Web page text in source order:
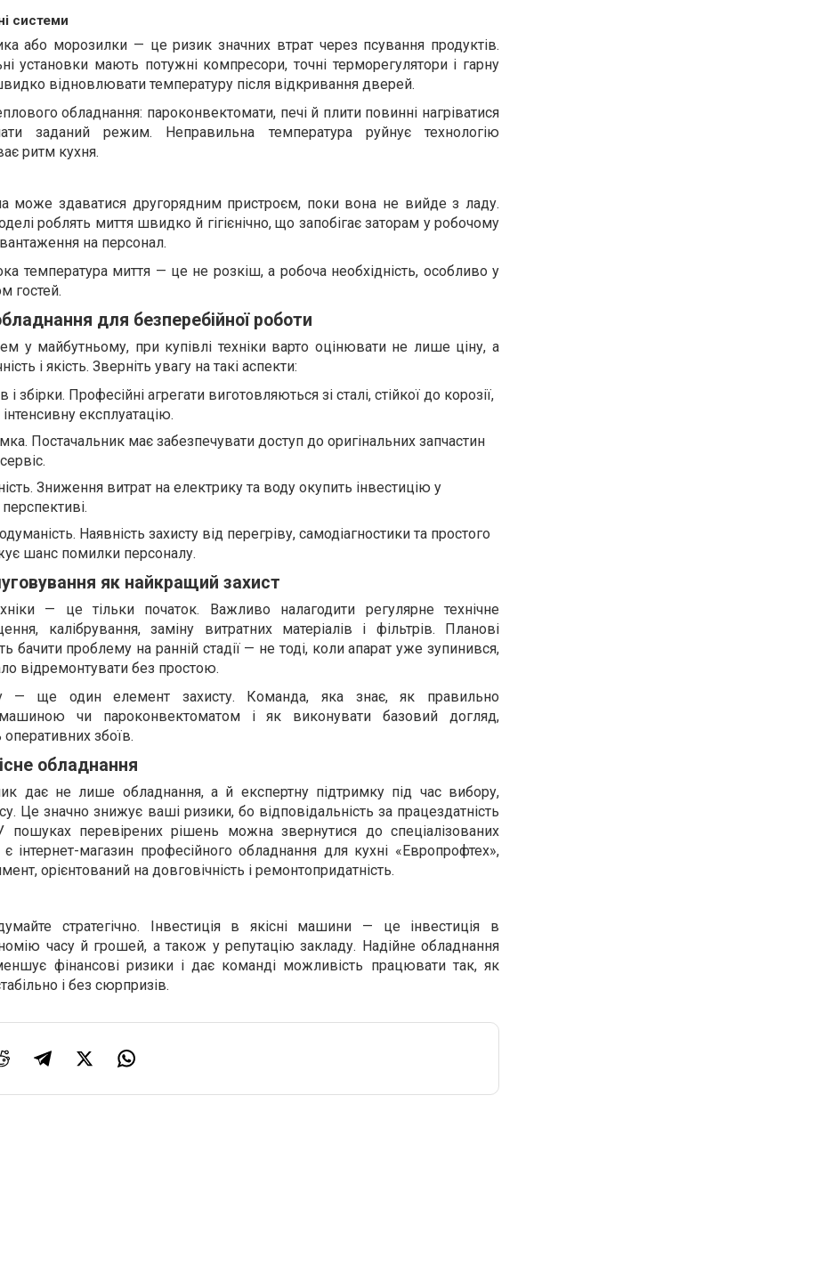
системи
або морозилки — це ризик значних втрат через псування продуктів.
установки мають потужні компресори, точні терморегулятори і гарну
відновлювати температуру після відкривання дверей.
обладнання: пароконвектомати, печі й плити повинні нагріватися
заданий режим. Неправильна температура руйнує технологію
ритм кухня.
може здаватися другорядним пристроєм, поки вона не вийде з ладу.
роблять миття швидко й гігієнічно, що запобігає заторам у робочому
на персонал.
температура миття — це не розкіш, а робоча необхідність, особливо у
гостей.
для безперебійної роботи
у майбутньому, при купівлі техніки варто оцінювати не лише ціну, а
і якість. Зверніть увагу на такі аспекти:
і збірки. Професійні агрегати виготовляються зі сталі, стійкої до корозії,
інтенсивну експлуатацію.
Постачальник має забезпечувати доступ до оригінальних запчастин
Зниження витрат на електрику та воду окупить інвестицію у
Наявність захисту від перегріву, самодіагностики та простого
шанс помилки персоналу.
як найкращий захист
— це тільки початок. Важливо налагодити регулярне технічне
калібрування, заміну витратних матеріалів і фільтрів. Планові
бачити проблему на ранній стадії — не тоді, коли апарат уже зупинився,
відремонтувати без простою.
— ще один елемент захисту. Команда, яка знає, як правильно
чи пароконвектоматом і як виконувати базовий догляд,
збоїв.
обладнання
дає не лише обладнання, а й експертну підтримку під час вибору,
Це значно знижує ваші ризики, бо відповідальність за працездатність
пошуках перевірених рішень можна звернутися до спеціалізованих
інтернет-магазин професійного обладнання для кухні «Европрофтех»,
орієнтований на довговічність і ремонтопридатність.
стратегічно. Інвестиція в якісні машини — це інвестиція в
часу й грошей, а також у репутацію закладу. Надійне обладнання
фінансові ризики і дає команді можливість працювати так, як
і без сюрпризів.